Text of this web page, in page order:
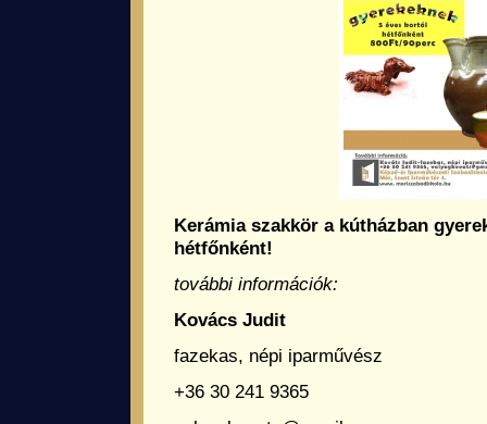
Kerámia szakkör a kútházban
hétfőnként!
további információk:
Kovács Judit
fazekas, népi iparművész
+36 30 241 9365